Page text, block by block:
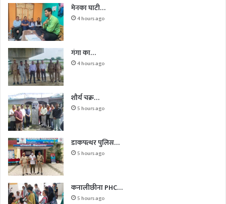
मेनका घाटी…
4 hours ago
गंगा का…
4 hours ago
शौर्य चक्र…
5 hours ago
डाकपत्थर पुलिस…
5 hours ago
कनालीछीना PHC…
5 hours ago